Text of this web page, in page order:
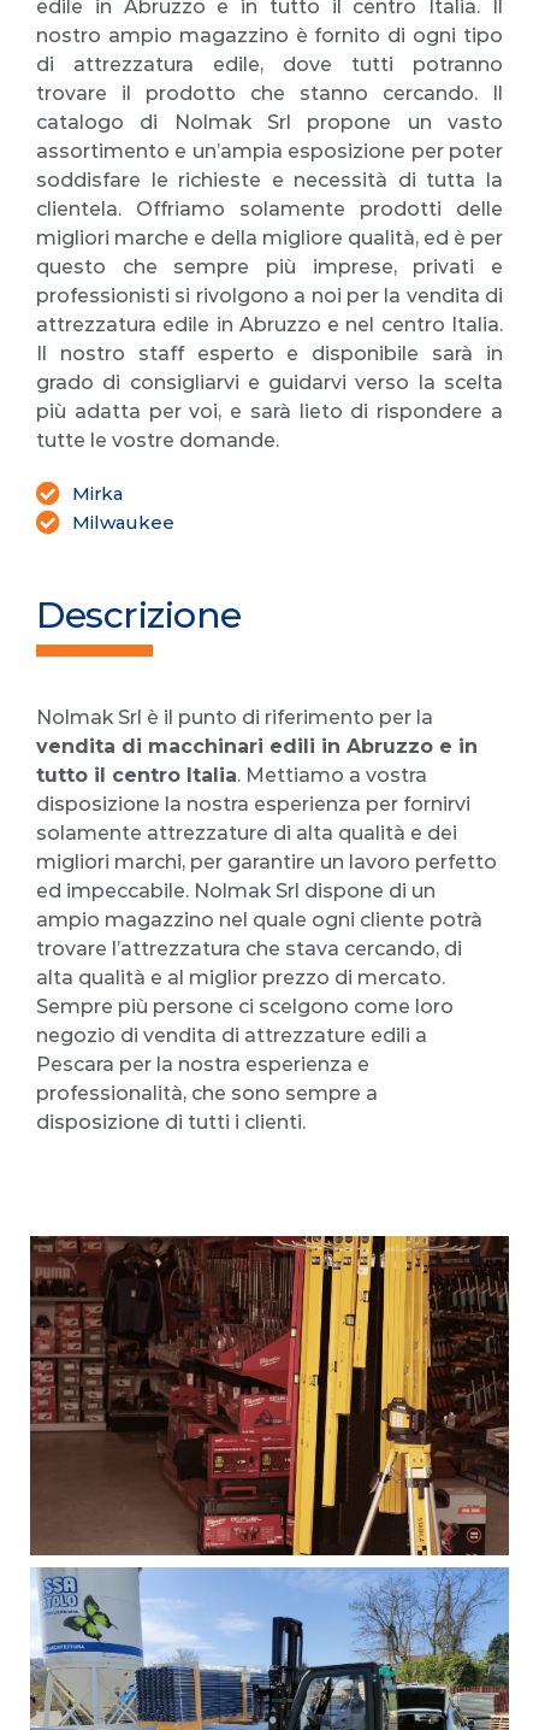
edile in Abruzzo e in tutto il centro Italia. Il
nostro ampio magazzino è fornito di ogni tipo
di attrezzatura edile, dove tutti potranno
trovare il prodotto che stanno cercando. Il
catalogo di Nolmak Srl propone un vasto
assortimento e un’ampia esposizione per poter
soddisfare le richieste e necessità di tutta la
clientela. Offriamo solamente prodotti delle
migliori marche e della migliore qualità, ed è per
questo che sempre più imprese, privati e
professionisti si rivolgono a noi per la vendita di
attrezzatura edile in Abruzzo e nel centro Italia.
Il nostro staff esperto e disponibile sarà in
grado di consigliarvi e guidarvi verso la scelta
più adatta per voi, e sarà lieto di rispondere a
tutte le vostre domande.
Mirka
Milwaukee
Descrizione
Nolmak Srl è il punto di riferimento per la
vendita di macchinari edili in Abruzzo e in
tutto il centro Italia. Mettiamo a vostra
disposizione la nostra esperienza per fornirvi
solamente attrezzature di alta qualità e dei
migliori marchi, per garantire un lavoro perfetto
ed impeccabile. Nolmak Srl dispone di un
ampio magazzino nel quale ogni cliente potrà
trovare l’attrezzatura che stava cercando, di
alta qualità e al miglior prezzo di mercato.
Sempre più persone ci scelgono come loro
negozio di vendita di attrezzature edili a
Pescara per la nostra esperienza e
professionalità, che sono sempre a
disposizione di tutti i clienti.